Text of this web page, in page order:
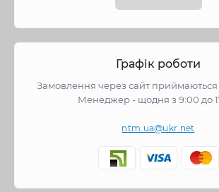
Графік роботи
Замовлення через сайт приймаються
Менеджер - щодня з 9:00 до
ntm.ua@ukr.net